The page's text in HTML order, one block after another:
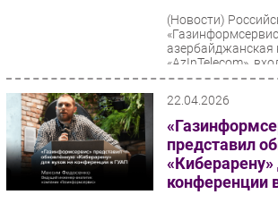
(Новости)
азербайджанская
«AzInTelecom»,
Holding,
22.04.2026
представил
«Киберарену»
конференции